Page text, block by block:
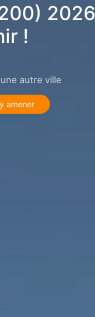
2026
!
autre ville
amener